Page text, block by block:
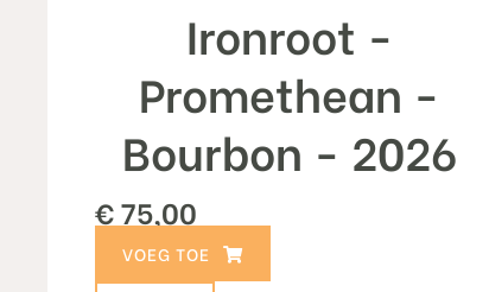
Ironroot -
Promethean -
Bourbon - 2026
€75,00